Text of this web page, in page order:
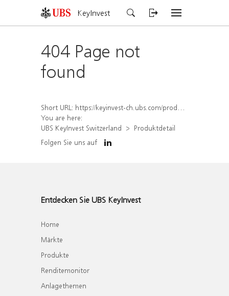
KeyInvest
404 Page not
found
Short URL: https://keyinvest-ch.ubs.com/produkt/detail/index/isin/CH1570366240
You are here:
UBS KeyInvest Switzerland
Produktdetail
Folgen Sie uns auf
Entdecken Sie UBS KeyInvest
Home
Märkte
Produkte
Renditemonitor
Anlagethemen